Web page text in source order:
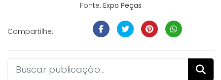
Fonte: Expo Peças
Compartilhe: